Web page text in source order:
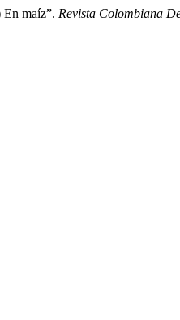
maíz”. Revista Colombiana